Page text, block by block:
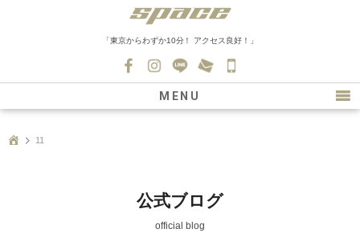
「東京からわずか10分！ アクセス良好！」
0139
MENU
新車情報
在庫車情報
11
公式ブログ
official blog